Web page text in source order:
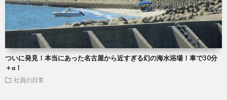
ついに発見！本当にあった名古屋から近すぎる幻の海水浴場！車で30分
＋α！
社員の日常